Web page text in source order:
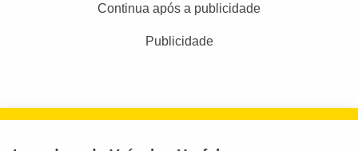
Continua após a publicidade
Publicidade